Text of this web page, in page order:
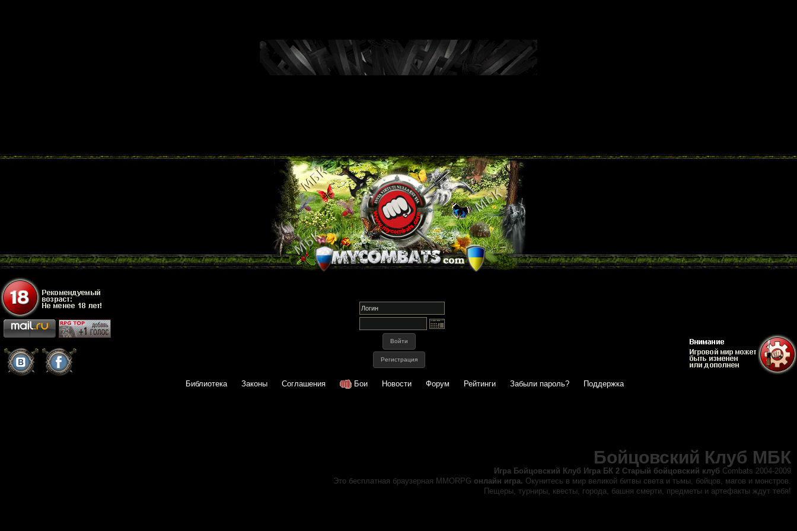
Библиотека Законы Соглашения Бои Новости Форум Рейтинги Забыли пароль? Поддержка
Бойцовский Клуб МБК
Игра Бойцовский Клуб Игра БК 2 Старый бойцовский клуб Combats 2004-2009
Это бесплатная браузерная MMORPG онлайн игра. Окунитесь в мир великой битвы света и тьмы, бойцов, магов и монстров.
Пещеры, турниры, квесты, города, башня смерти, предметы и артефакты ждут тебя!